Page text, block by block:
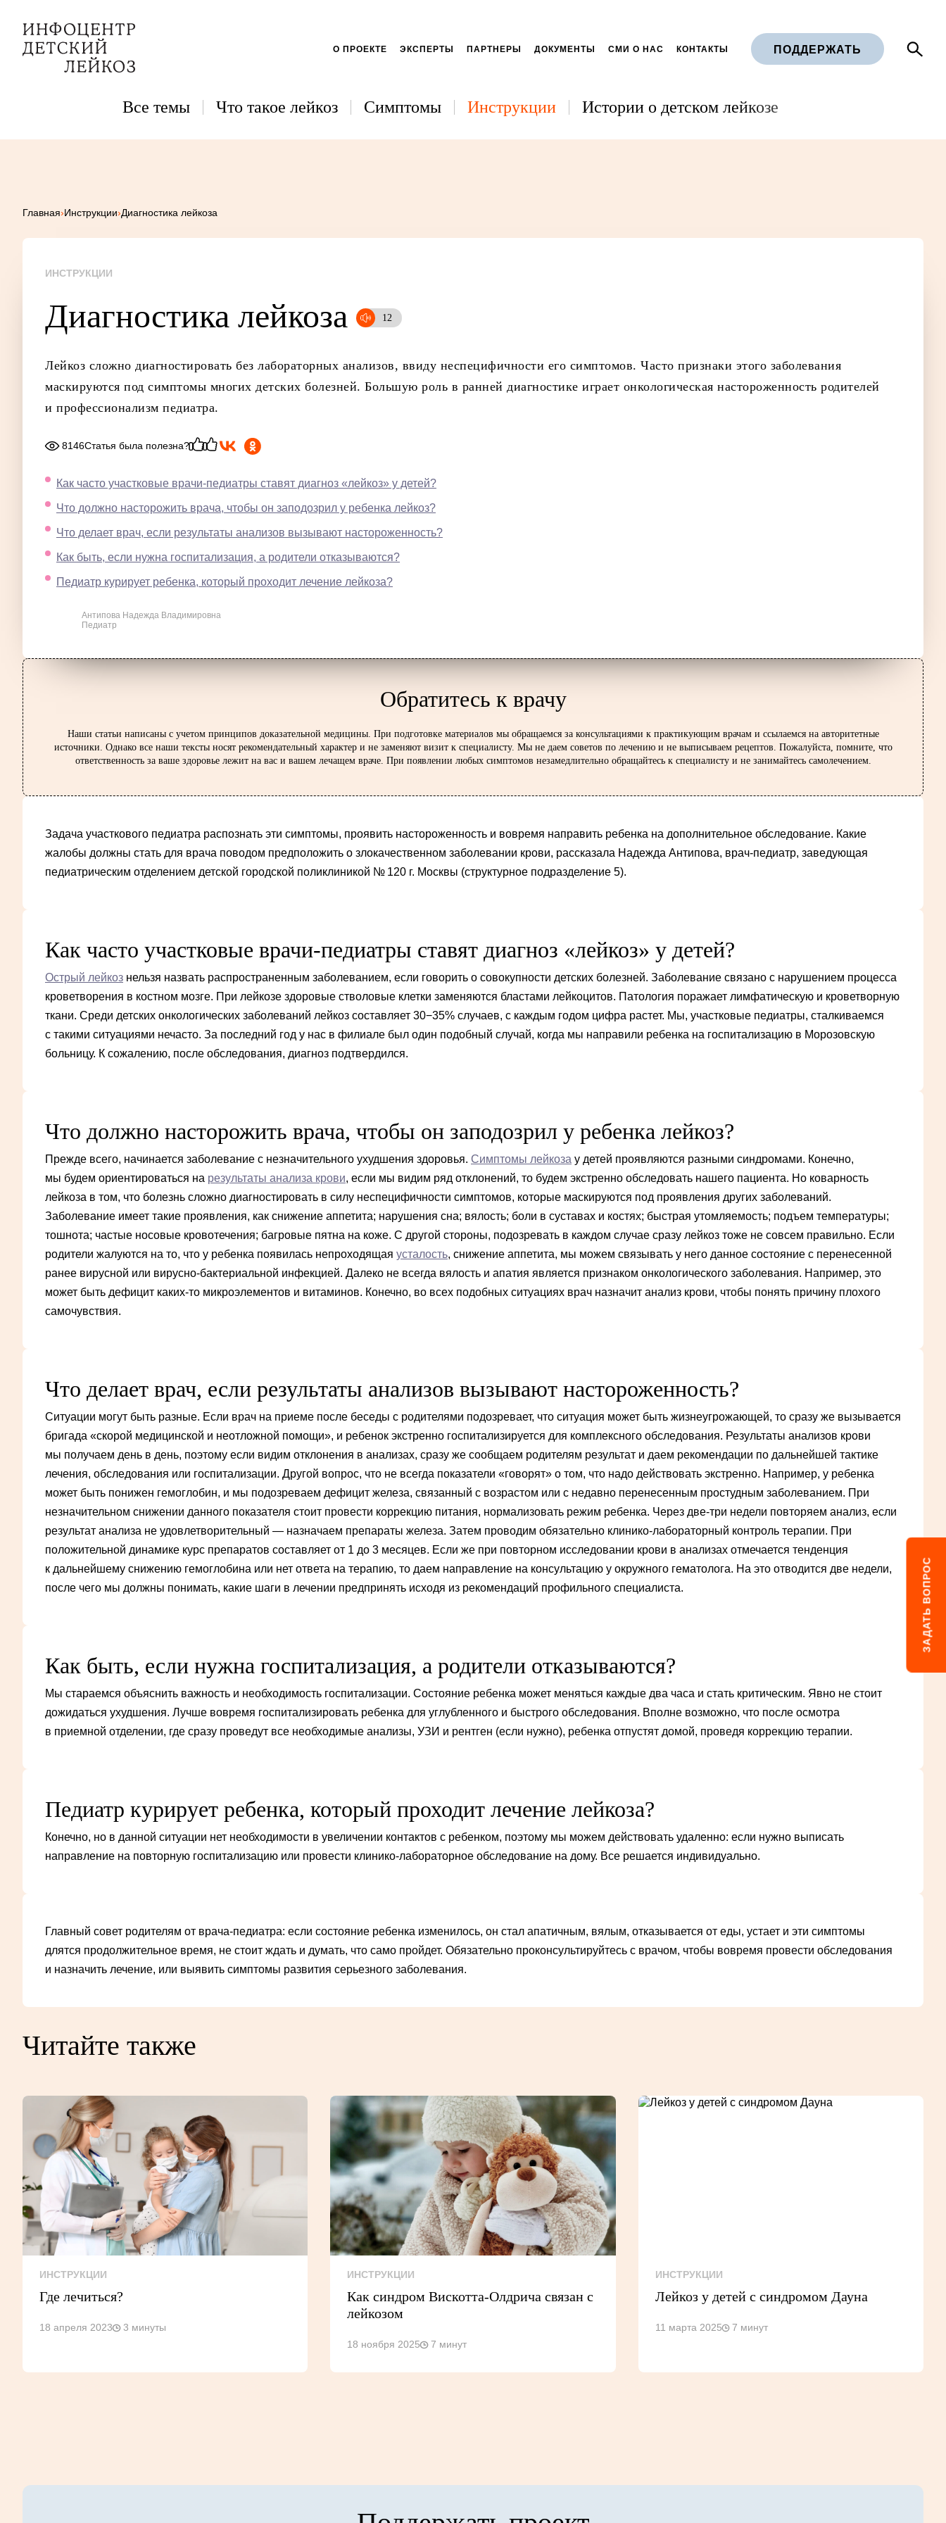
ЗАДАТЬ ВОПРОС
О ПРОЕКТЕ ЭКСПЕРТЫ ПАРТНЕРЫ ДОКУМЕНТЫ СМИ О НАС КОНТАКТЫ ПОДДЕРЖАТЬ
Все темы Что такое лейкоз Симптомы Инструкции Истории о детском лейкозе
Главная›Инструкции›Диагностика лейкоза
ИНСТРУКЦИИ
Ди­аг­ности­ка лейкоза
Лейкоз сложно диагностировать без лабораторных анализов, ввиду неспецифичности его симптомов. Часто признаки этого заболевания
маскируются под симптомы многих детских болезней. Большую роль в ранней диагностике играет онкологическая настороженность родителей
и профессионализм педиатра.
8146Статья была полезна?
Как часто участковые врачи-педиатры ставят диагноз «лейкоз» у детей?
Что должно насторожить врача, чтобы он заподозрил у ребенка лейкоз?
Что делает врач, если результаты анализов вызывают настороженность?
Как быть, если нужна госпитализация, а родители отказываются?
Педиатр курирует ребенка, который проходит лечение лейкоза?
Антипова Надежда Владимировна
Педиатр
Обратитесь к врачу
Наши статьи написаны с учетом принципов доказательной медицины. При подготовке материалов мы обращаемся за консультациями к практикующим врачам и ссылаемся на авторитетные
источники. Однако все наши тексты носят рекомендательный характер и не заменяют визит к специалисту. Мы не даем советов по лечению и не выписываем рецептов. Пожалуйста, помните, что
ответственность за ваше здоровье лежит на вас и вашем лечащем враче. При появлении любых симптомов незамедлительно обращайтесь к специалисту и не занимайтесь самолечением.
Задача участкового педиатра распознать эти симптомы, проявить настороженность и вовремя направить ребенка на дополнительное обследование. Какие
жалобы должны стать для врача поводом предположить о злокачественном заболевании крови, рассказала Надежда Антипова, врач-педиатр, заведующая
педиатрическим отделением детской городской поликлиникой № 120 г. Москвы (структурное подразделение 5).
Как часто участковые врачи-педиатры ставят диагноз «лейкоз» у детей?
Острый лейкоз нельзя назвать распространенным заболеванием, если говорить о совокупности детских болезней. Заболевание связано с нарушением процесса
кроветворения в костном мозге. При лейкозе здоровые стволовые клетки заменяются бластами лейкоцитов. Патология поражает лимфатическую и кроветворную
ткани. Среди детских онкологических заболеваний лейкоз составляет 30−35% случаев, с каждым годом цифра растет. Мы, участковые педиатры, сталкиваемся
с такими ситуациями нечасто. За последний год у нас в филиале был один подобный случай, когда мы направили ребенка на госпитализацию в Морозовскую
больницу. К сожалению, после обследования, диагноз подтвердился.
Что должно насторожить врача, чтобы он заподозрил у ребенка лейкоз?
Прежде всего, начинается заболевание с незначительного ухудшения здоровья. Симптомы лейкоза у детей проявляются разными синдромами. Конечно,
мы будем ориентироваться на результаты анализа крови, если мы видим ряд отклонений, то будем экстренно обследовать нашего пациента. Но коварность
лейкоза в том, что болезнь сложно диагностировать в силу неспецифичности симптомов, которые маскируются под проявления других заболеваний.
Заболевание имеет такие проявления, как снижение аппетита; нарушения сна; вялость; боли в суставах и костях; быстрая утомляемость; подъем температуры;
тошнота; частые носовые кровотечения; багровые пятна на коже. С другой стороны, подозревать в каждом случае сразу лейкоз тоже не совсем правильно. Если
родители жалуются на то, что у ребенка появилась непроходящая усталость, снижение аппетита, мы можем связывать у него данное состояние с перенесенной
ранее вирусной или вирусно-бактериальной инфекцией. Далеко не всегда вялость и апатия является признаком онкологического заболевания. Например, это
может быть дефицит каких-то микроэлементов и витаминов. Конечно, во всех подобных ситуациях врач назначит анализ крови, чтобы понять причину плохого
самочувствия.
Что делает врач, если результаты анализов вызывают настороженность?
Ситуации могут быть разные. Если врач на приеме после беседы с родителями подозревает, что ситуация может быть жизнеугрожающей, то сразу же вызывается
бригада «скорой медицинской и неотложной помощи», и ребенок экстренно госпитализируется для комплексного обследования. Результаты анализов крови
мы получаем день в день, поэтому если видим отклонения в анализах, сразу же сообщаем родителям результат и даем рекомендации по дальнейшей тактике
лечения, обследования или госпитализации. Другой вопрос, что не всегда показатели «говорят» о том, что надо действовать экстренно. Например, у ребенка
может быть понижен гемоглобин, и мы подозреваем дефицит железа, связанный с возрастом или с недавно перенесенным простудным заболеванием. При
незначительном снижении данного показателя стоит провести коррекцию питания, нормализовать режим ребенка. Через две-три недели повторяем анализ, если
результат анализа не удовлетворительный — назначаем препараты железа. Затем проводим обязательно клинико-лабораторный контроль терапии. При
положительной динамике курс препаратов составляет от 1 до 3 месяцев. Если же при повторном исследовании крови в анализах отмечается тенденция
к дальнейшему снижению гемоглобина или нет ответа на терапию, то даем направление на консультацию у окружного гематолога. На это отводится две недели,
после чего мы должны понимать, какие шаги в лечении предпринять исходя из рекомендаций профильного специалиста.
Как быть, если нужна госпитализация, а родители отказываются?
Мы стараемся объяснить важность и необходимость госпитализации. Состояние ребенка может меняться каждые два часа и стать критическим. Явно не стоит
дожидаться ухудшения. Лучше вовремя госпитализировать ребенка для углубленного и быстрого обследования. Вполне возможно, что после осмотра
в приемной отделении, где сразу проведут все необходимые анализы, УЗИ и рентген (если нужно), ребенка отпустят домой, проведя коррекцию терапии.
Педиатр курирует ребенка, который проходит лечение лейкоза?
Конечно, но в данной ситуации нет необходимости в увеличении контактов с ребенком, поэтому мы можем действовать удаленно: если нужно выписать
направление на повторную госпитализацию или провести клинико-лабораторное обследование на дому. Все решается индивидуально.
Главный совет родителям от врача-педиатра: если состояние ребенка изменилось, он стал апатичным, вялым, отказывается от еды, устает и эти симптомы
длятся продолжительное время, не стоит ждать и думать, что само пройдет. Обязательно проконсультируйтесь с врачом, чтобы вовремя провести обследования
и назначить лечение, или выявить симптомы развития серьезного заболевания.
Читайте также
ИНСТРУКЦИИ
Где лечиться?
18 апреля 2023 3 минуты
ИНСТРУКЦИИ
Как синдром Вискотта-Олдрича связан с
лейкозом
18 ноября 2025 7 минут
ИНСТРУКЦИИ
Лейкоз у детей с синдромом Дауна
11 марта 2025 7 минут